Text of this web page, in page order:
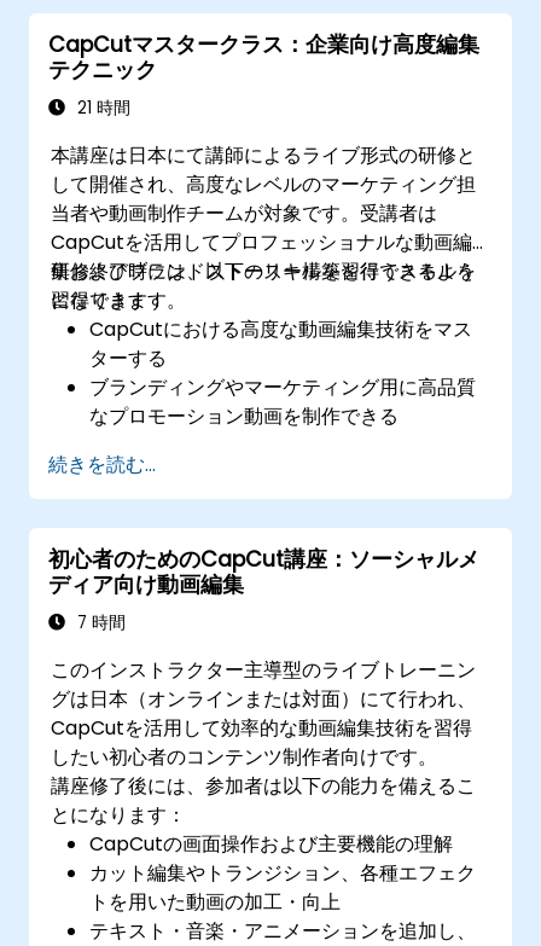
を最適化できる。
CapCutマスタークラス：企業向け高度編集
テクニック
21 時間
本講座は日本にて講師によるライブ形式の研修と
して開催され、高度なレベルのマーケティング担
当者や動画制作チームが対象です。受講者は
CapCutを活用してプロフェッショナルな動画編
集およびブランドストーリー構築を行うスキルを
習得できます。
研修終了時には、以下のスキルを習得できるよう
になります：
CapCutにおける高度な動画編集技術をマス
ターする
ブランディングやマーケティング用に高品質
なプロモーション動画を制作できる
ンジションを適切に活用する
さまざまなソーシャルメディアプラットフォ
ーム向けに動画コンテンツを最適化できる
続きを読む...
初心者のためのCapCut講座：ソーシャルメ
ディア向け動画編集
7 時間
このインストラクター主導型のライブトレーニン
グは日本（オンラインまたは対面）にて行われ、
CapCutを活用して効率的な動画編集技術を習得
したい初心者のコンテンツ制作者向けです。
講座修了後には、参加者は以下の能力を備えるこ
とになります：
CapCutの画面操作および主要機能の理解
カット編集やトランジション、各種エフェク
トを用いた動画の加工・向上
テキスト・音楽・アニメーションを追加し、